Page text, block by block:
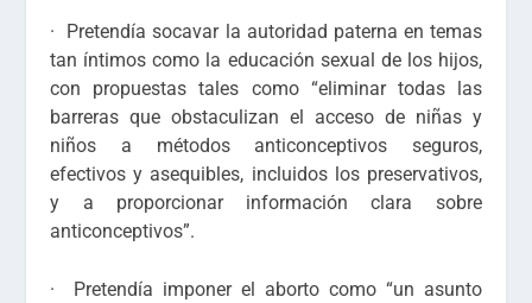
· Pretendíasocavar la autoridad paterna en temas
tan íntimos como la educación sexual de los hijos,
con propuestas tales como “eliminar todas las
barreras que obstaculizan el acceso de niñas y
niños a métodos anticonceptivos seguros,
efectivos y asequibles, incluidos los preservativos,
y a proporcionar información clara sobre
anticonceptivos”.
· Pretendía imponer el abortocomo “un asunto